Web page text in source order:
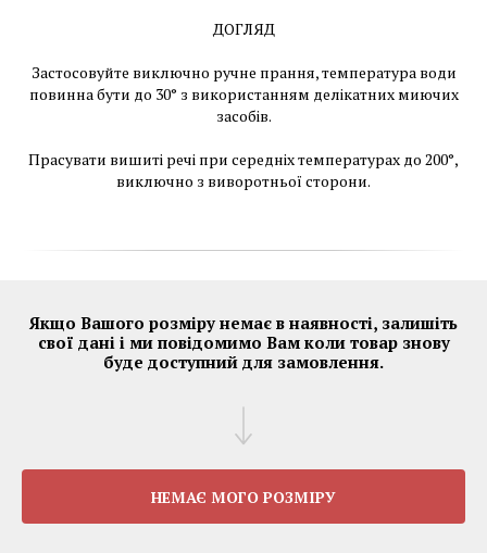
ДОГЛЯД
Застосовуйте виключно ручне прання, температура води
повинна бути до 30° з використанням делікатних миючих
засобів.
Прасувати вишиті речі при середніх температурах до 200°,
виключно з виворотньої сторони.
Якщо Вашого розміру немає в наявності, залишіть
свої дані і ми повідомимо Вам коли товар знову
буде доступний для замовлення.
НЕМАЄ МОГО РОЗМІРУ